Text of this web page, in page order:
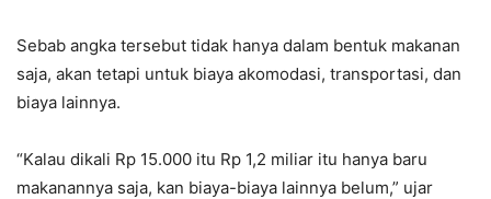
Sebab angka tersebut tidak hanya dalam bentuk makanan
saja, akan tetapi untuk biaya akomodasi, transportasi, dan
biaya lainnya.
“Kalau dikali Rp 15.000 itu Rp 1,2 miliar itu hanya baru
makanannya saja, kan biaya-biaya lainnya belum,” ujar